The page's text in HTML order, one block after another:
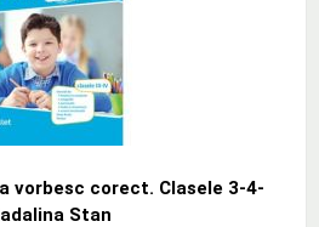
vorbesc corect. Clasele 3-4-
Stan